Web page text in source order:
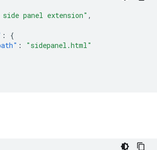
side panel extension" ,
:
{
:
"sidepanel.html"